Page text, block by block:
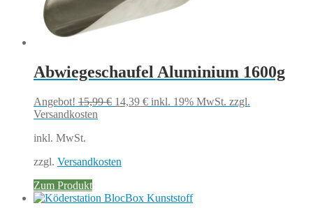
Abwiegeschaufel Aluminium 1600g
Angebot! 15,99€ Ursprünglicher
14,39 €Aktueller
inkl. 19% MwSt. zzgl.
Versandkosten
inkl. MwSt.
zzgl. Versandkosten
Zum Produkt